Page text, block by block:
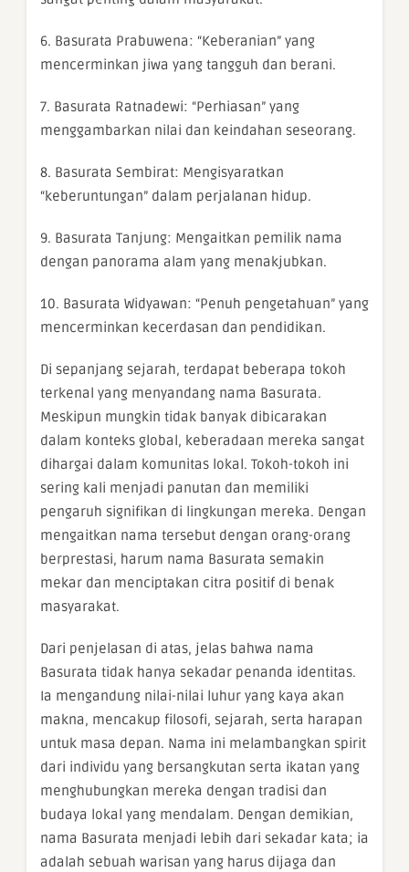
6. Basurata Prabuwena: “Keberanian” yang
mencerminkan jiwa yang tangguh dan berani.
7. Basurata Ratnadewi: “Perhiasan” yang
menggambarkan nilai dan keindahan seseorang.
8. Basurata Sembirat: Mengisyaratkan
“keberuntungan” dalam perjalanan hidup.
9. Basurata Tanjung: Mengaitkan pemilik nama
dengan panorama alam yang menakjubkan.
10. Basurata Widyawan: “Penuh pengetahuan” yang
mencerminkan kecerdasan dan pendidikan.
Di sepanjang sejarah, terdapat beberapa tokoh
terkenal yang menyandang nama Basurata.
Meskipun mungkin tidak banyak dibicarakan
dalam konteks global, keberadaan mereka sangat
dihargai dalam komunitas lokal. Tokoh-tokoh ini
sering kali menjadi panutan dan memiliki
pengaruh signifikan di lingkungan mereka. Dengan
mengaitkan nama tersebut dengan orang-orang
berprestasi, harum nama Basurata semakin
mekar dan menciptakan citra positif di benak
masyarakat.
Dari penjelasan di atas, jelas bahwa nama
Basurata tidak hanya sekadar penanda identitas.
Ia mengandung nilai-nilai luhur yang kaya akan
makna, mencakup filosofi, sejarah, serta harapan
untuk masa depan. Nama ini melambangkan spirit
dari individu yang bersangkutan serta ikatan yang
menghubungkan mereka dengan tradisi dan
budaya lokal yang mendalam. Dengan demikian,
nama Basurata menjadi lebih dari sekadar kata; ia
adalah sebuah warisan yang harus dijaga dan